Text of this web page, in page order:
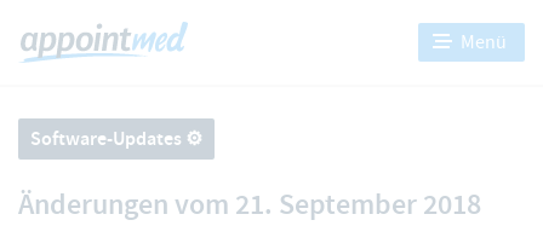
Menü
Software-Updates ⚙️
Änderungen vom 21. September 2018